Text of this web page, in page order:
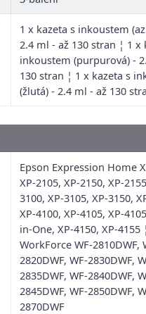
1 x kazeta s inkoustem
2.4 ml - až 130 stran ¦ 1 x
inkoustem (purpurová) -
130 stran ¦ 1 x kazeta s
(žlutá) - 2.4 ml - až 130
Epson Expression Home
XP-2105, XP-2150, XP-
3100, XP-3105, XP-3150,
XP-4100, XP-4105, XP-
in-One, XP-4150, XP-4155
WorkForce WF-2810DWF,
2820DWF, WF-2830DWF,
2835DWF, WF-2840DWF,
2845DWF, WF-2850DWF,
2870DWF